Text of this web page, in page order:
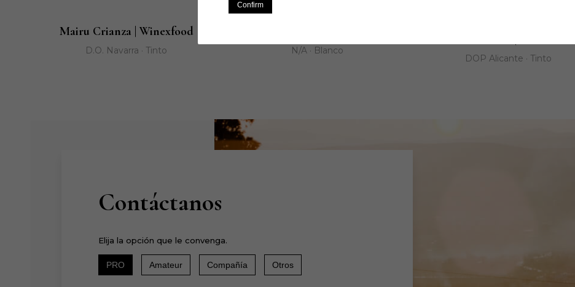
Mairu Crianza | Winexfood
D.O. Navarra · Tinto N/A · Blanco
DOP Alicante · Tinto
Contáctanos
Elija la opción que le convenga.
PRO Amateur Compañía Otros
Confirm